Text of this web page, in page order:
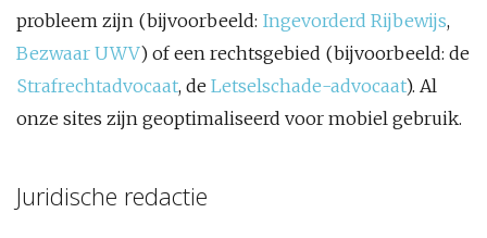
probleem zijn (bijvoorbeeld: Ingevorderd Rijbewijs,
Bezwaar UWV) of een rechtsgebied (bijvoorbeeld: de
Strafrechtadvocaat, de Letselschade-advocaat). Al
onze sites zijn geoptimaliseerd voor mobiel gebruik.
Juridische redactie